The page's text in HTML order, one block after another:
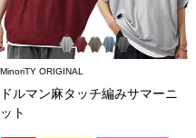
MinoriTY ORIGINAL
ドルマン麻タッチ編みサマーニ
ット